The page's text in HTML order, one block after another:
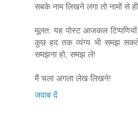
सबके नाम लिखने लगा तो नामों से
मूलत: यह पोस्ट आजकल
कुछ हद तक व्यंग्य भी समझ
समझना हो, समझ ले!
मैं चला अगला लेख लिखने!
जवाब दें